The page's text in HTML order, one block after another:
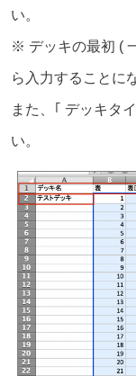
い。
※ デッキの最初 (
ら入力することに
また、｢ デッキタ
い。